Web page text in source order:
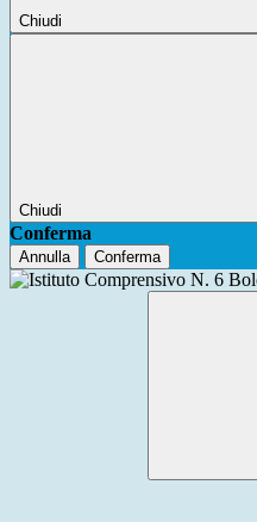
Chiudi
Chiudi
Conferma
Annulla Conferma